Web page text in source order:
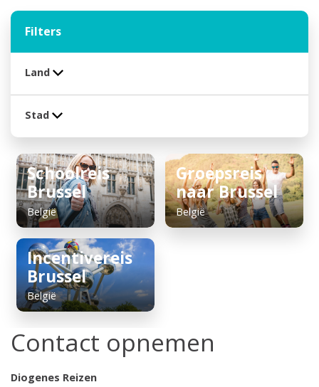
Filters
Land
Stad
Schoolreis
Brussel
België
Groepsreis
naar Brussel
België
Incentivereis
Brussel
België
Contact opnemen
Diogenes Reizen